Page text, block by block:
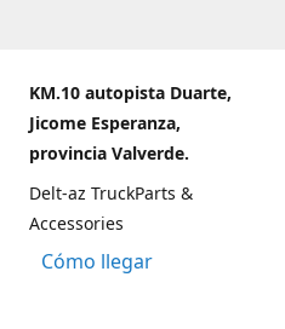
KM.10 autopista Duarte,
Jicome Esperanza,
provincia Valverde.
Delt-az TruckParts &
Accessories
Cómo llegar